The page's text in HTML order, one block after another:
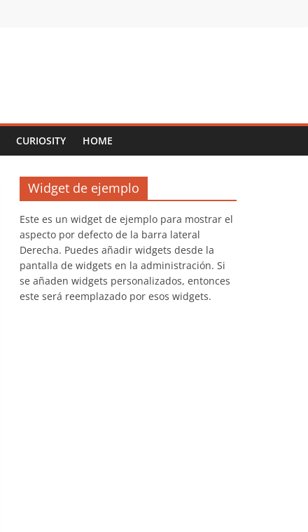
CURIOSITY HOME
Widget de ejemplo
Este es un widget de ejemplo para mostrar el
aspecto por defecto de la barra lateral
Derecha. Puedes añadir widgets desde la
pantalla de widgets en la administración. Si
se añaden widgets personalizados, entonces
este será reemplazado por esos widgets.